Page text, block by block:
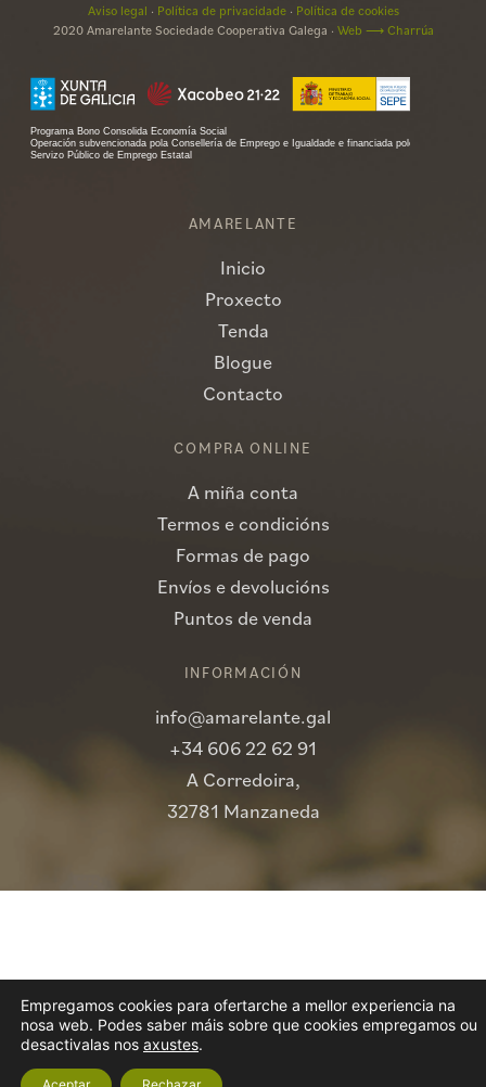
Aviso legal · Política de privacidade· Política de cookies
2020 Amarelante Sociedade Cooperativa Galega · Web ⟶ Charrúa
AMARELANTE
Inicio
Proxecto
Tenda
Blogue
Contacto
COMPRA ONLINE
A miña conta
Termos e condicións
Formas de pago
Envíos e devolucións
Puntos de venda
INFORMACIÓN
info@amarelante.gal
+34 606 22 62 91
A Corredoira,
32781 Manzaneda
Empregamos cookies para ofertarche a mellor experiencia na
nosa web. Podes saber máis sobre que cookies empregamos ou
desactivalas nos axustes.